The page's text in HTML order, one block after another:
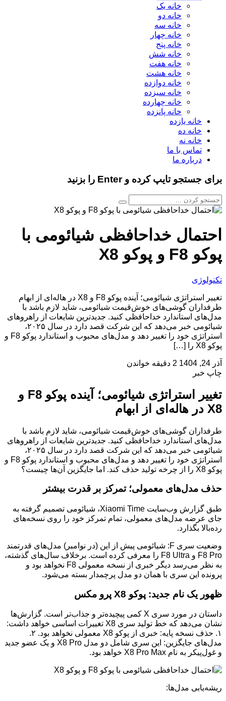
خانه یک
خانه دو
خانه سه
خانه چهار
خانه پنج
خانه شش
خانه هفت
خانه هشت
خانه دوازده
خانه سیزده
خانه چهارده
خانه پانزده
خانه یازده
خانه ده
خانه نه
تماس با ما
درباره ما
برای جستجو تایپ کرده و Enter را بزنید
احتمال خداحافظی شیائومی با
پوکو F8 و پوکو X8
تکنولوژی
تغییر استراتژی شیائومی؛ آینده پوکو F8 و X8 در هاله‌ای از ابهام
طرفداران گوشی‌های خوش‌قیمت شیائومی، شاید لازم باشد با
مدل‌های استاندارد خداحافظی کنید. جدیدترین شایعات از راهروهای
شیائومی خبر می‌دهد که این شرکت قصد دارد در سال ۲۰۲۵،
استراتژی خود را تغییر دهد و مدل‌های محبوب و استاندارد پوکو F8 و
پوکو X8 را […]
آذر 24, 1404
2 دقیقه خواندن
چاپ خبر
تغییر استراتژی شیائومی؛ آینده پوکو F8 و
X8 در هاله‌ای از ابهام
طرفداران گوشی‌های خوش‌قیمت شیائومی، شاید لازم باشد با
مدل‌های استاندارد خداحافظی کنید. جدیدترین شایعات از راهروهای
شیائومی خبر می‌دهد که این شرکت قصد دارد در سال ۲۰۲۵،
استراتژی خود را تغییر دهد و مدل‌های محبوب و استاندارد پوکو F8 و
پوکو X8 را از چرخه تولید حذف کند. اما جایگزین آن‌ها چیست؟
حذف مدل‌های معمولی؛ تمرکز بر قدرت بیشتر
طبق گزارش وب‌سایت Xiaomi Time، شیائومی تصمیم گرفته به
جای عرضه مدل‌های معمولی، تمام تمرکز خود را روی نسخه‌های
رده‌بالا بگذارد.
وضعیت سری F: شیائومی پیش از این (در نوامبر) مدل‌های قدرتمند
F8 Pro و F8 Ultra را معرفی کرده است. برخلاف سال‌های گذشته،
به نظر می‌رسد دیگر خبری از نسخه معمولی F8 نخواهد بود و
پرونده این سری با همان دو مدل پرچمدار بسته می‌شود.
ظهور یک نام جدید: پوکو X8 پرو مکس
داستان در مورد سری X کمی پیچیده‌تر و جذاب‌تر است. گزارش‌ها
نشان می‌دهد که خط تولید سری X8 تغییرات اساسی خواهد داشت:
۱. حذف نسخه پایه: خبری از پوکو X8 معمولی نخواهد بود. ۲.
مدل‌های جایگزین: این سری شامل دو مدل X8 Pro و یک عضو جدید
و غول‌پیکر به نام X8 Pro Max خواهد بود.
ریشه‌یابی مدل‌ها: